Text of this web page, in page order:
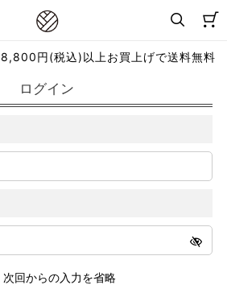
8,800円(税込)以上お買上げで送料無料
ログイン
次回からの入力を省略